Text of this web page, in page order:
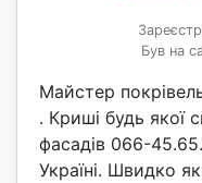
Був на
Майстер
. Криші будь якої
фасадів 066-
Україні. Швидко